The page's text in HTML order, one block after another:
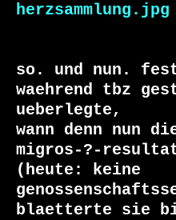
herzsammlung.jpg
so. und nun.
waehrend tbz
ueberlegte,
wann denn nun
migros-?-
(heute: keine
blaetterte sie